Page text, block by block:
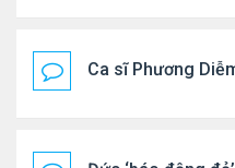
Ca sĩ Phương